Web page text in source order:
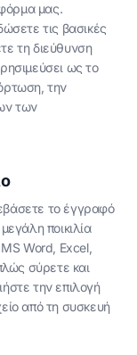
μας.
τις βασικές
τη διεύθυνση
ως το
την
των
το έγγραφό
ποικιλία
Word, Excel,
σύρετε και
την επιλογή
από τη συσκευή